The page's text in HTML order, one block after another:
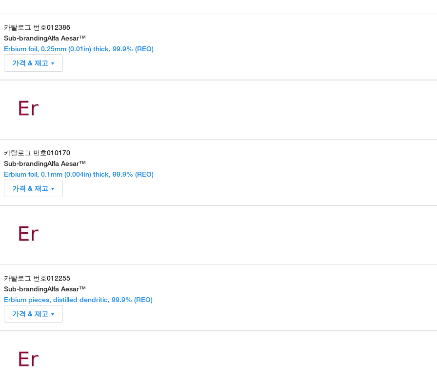
카탈로그 번호012386
Sub-brandingAlfa Aesar™
Erbium foil, 0.25mm (0.01in) thick, 99.9% (REO)
가격 & 재고
카탈로그 번호010170
Sub-brandingAlfa Aesar™
Erbium foil, 0.1mm (0.004in) thick, 99.9% (REO)
가격 & 재고
카탈로그 번호012255
Sub-brandingAlfa Aesar™
Erbium pieces, distilled dendritic, 99.9% (REO)
가격 & 재고